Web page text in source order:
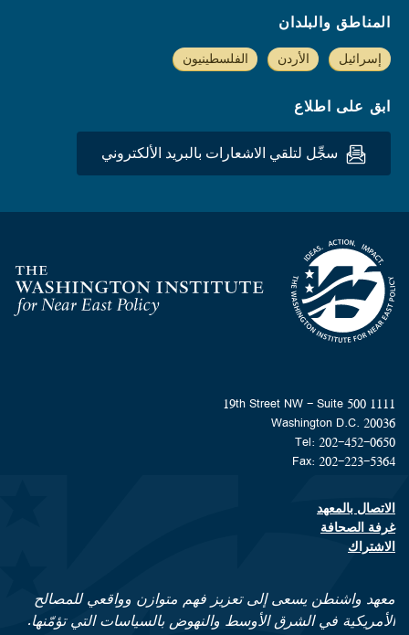
المناطق والبلدان
إسرائيل الأردن الفلسطينيون
ابق على اطلاع
سجِّل لتلقي الاشعارات بالبريد الألكتروني
Homepage
1111 19th Street NW - Suite 500
Washington D.C. 20036
Tel: 202-452-0650
Fax: 202-223-5364
Footer contact links
الاتصال بالمعهد
غرفة الصحافة
الاشتراك
معهد واشنطن يسعى إلى تعزيز فهم متوازن وواقعي للمصالح
الأمريكية في الشرق الأوسط والنهوض بالسياسات التي تؤمّنها.